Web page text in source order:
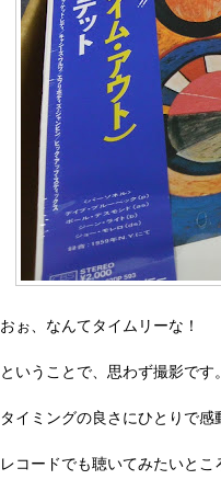
おぉ、なんてタイムリーな！
ということで、思わず撮影です。
タイミングの良さにひとりで感
レコードでも聴いてみたいと